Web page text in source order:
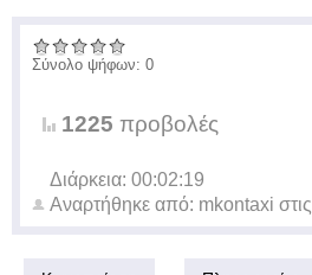
Σύνολο ψήφων: 0
1225 προβολές
Διάρκεια: 00:02:19
Αναρτήθηκε από: mkontaxi στις